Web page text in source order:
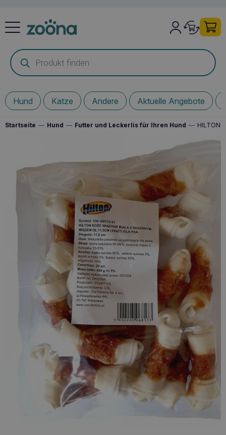
Products
search
Hund Katze Andere Aktuelle Angebote
Startseite — Hund — Futter und Leckerlis für Ihren Hund — HILTON